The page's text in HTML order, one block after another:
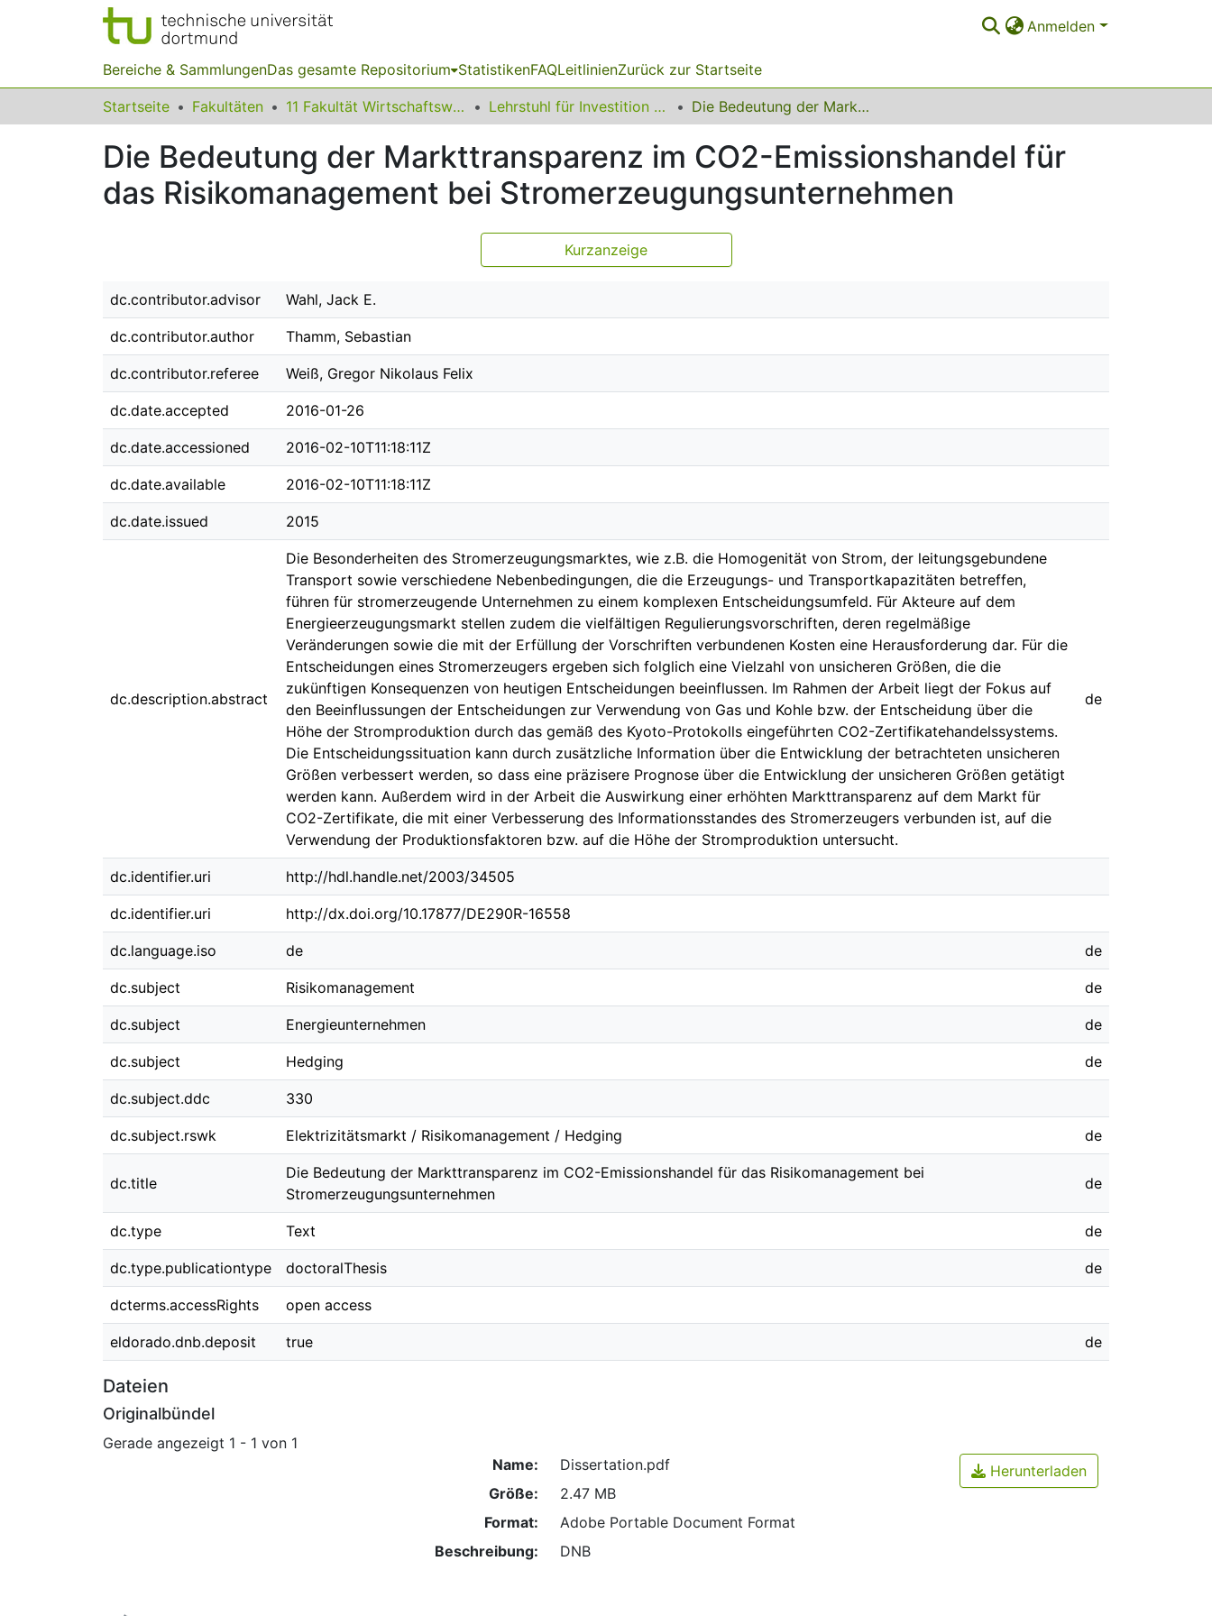
Anmelden
Bereiche & SammlungenDas gesamte Repositorium StatistikenFAQLeitlinienZurück zur Startseite
Startseite Fakultäten 11 Fakultät Wirtschaftswissenschaften Lehrstuhl für Investition und Finanzierung Die Bedeutung der Markttransparenz im CO2-Emissionshandel für das Risikomanagement bei Stromerzeugungsunternehmen
Die Bedeutung der Markttransparenz im CO2-Emissionshandel für
das Risikomanagement bei Stromerzeugungsunternehmen
Kurzanzeige
dc.contributor.advisor Wahl, Jack E.
dc.contributor.author Thamm, Sebastian
dc.contributor.referee Weiß, Gregor Nikolaus Felix
dc.date.accepted 2016-01-26
dc.date.accessioned 2016-02-10T11:18:11Z
dc.date.available 2016-02-10T11:18:11Z
dc.date.issued 2015
dc.description.abstract
Die Besonderheiten des Stromerzeugungsmarktes, wie z.B. die Homogenität von Strom, der leitungsgebundene
Transport sowie verschiedene Nebenbedingungen, die die Erzeugungs- und Transportkapazitäten betreffen,
führen für stromerzeugende Unternehmen zu einem komplexen Entscheidungsumfeld. Für Akteure auf dem
Energieerzeugungsmarkt stellen zudem die vielfältigen Regulierungsvorschriften, deren regelmäßige
Veränderungen sowie die mit der Erfüllung der Vorschriften verbundenen Kosten eine Herausforderung dar. Für die
Entscheidungen eines Stromerzeugers ergeben sich folglich eine Vielzahl von unsicheren Größen, die die
zukünftigen Konsequenzen von heutigen Entscheidungen beeinflussen. Im Rahmen der Arbeit liegt der Fokus auf
den Beeinflussungen der Entscheidungen zur Verwendung von Gas und Kohle bzw. der Entscheidung über die
Höhe der Stromproduktion durch das gemäß des Kyoto-Protokolls eingeführten CO2-Zertifikatehandelssystems.
Die Entscheidungssituation kann durch zusätzliche Information über die Entwicklung der betrachteten unsicheren
Größen verbessert werden, so dass eine präzisere Prognose über die Entwicklung der unsicheren Größen getätigt
werden kann. Außerdem wird in der Arbeit die Auswirkung einer erhöhten Markttransparenz auf dem Markt für
CO2-Zertifikate, die mit einer Verbesserung des Informationsstandes des Stromerzeugers verbunden ist, auf die
Verwendung der Produktionsfaktoren bzw. auf die Höhe der Stromproduktion untersucht.
de
dc.identifier.uri http://hdl.handle.net/2003/34505
dc.identifier.uri http://dx.doi.org/10.17877/DE290R-16558
dc.language.iso de de
dc.subject Risikomanagement de
dc.subject Energieunternehmen de
dc.subject Hedging de
dc.subject.ddc 330
dc.subject.rswk Elektrizitätsmarkt / Risikomanagement / Hedging de
dc.title
Die Bedeutung der Markttransparenz im CO2-Emissionshandel für das Risikomanagement bei
Stromerzeugungsunternehmen
de
dc.type Text de
dc.type.publicationtype doctoralThesis de
dcterms.accessRights open access
eldorado.dnb.deposit true de
Dateien
Originalbündel
Gerade angezeigt 1 - 1 von 1
Name:
Dissertation.pdf
Größe:
2.47 MB
Format:
Adobe Portable Document Format
Beschreibung:
DNB
Herunterladen